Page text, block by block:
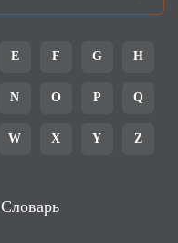
E F G H
N O P Q
W X Y Z
Словарь